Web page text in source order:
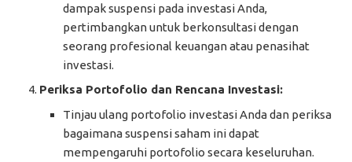
dampak suspensi pada investasi Anda,
pertimbangkan untuk berkonsultasi dengan
seorang profesional keuangan atau penasihat
investasi.
Periksa Portofolio dan Rencana Investasi:
Tinjau ulang portofolio investasi Anda dan periksa
bagaimana suspensi saham ini dapat
mempengaruhi portofolio secara keseluruhan.